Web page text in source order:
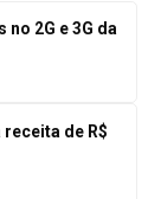
no 2G e 3G da
receita de R$